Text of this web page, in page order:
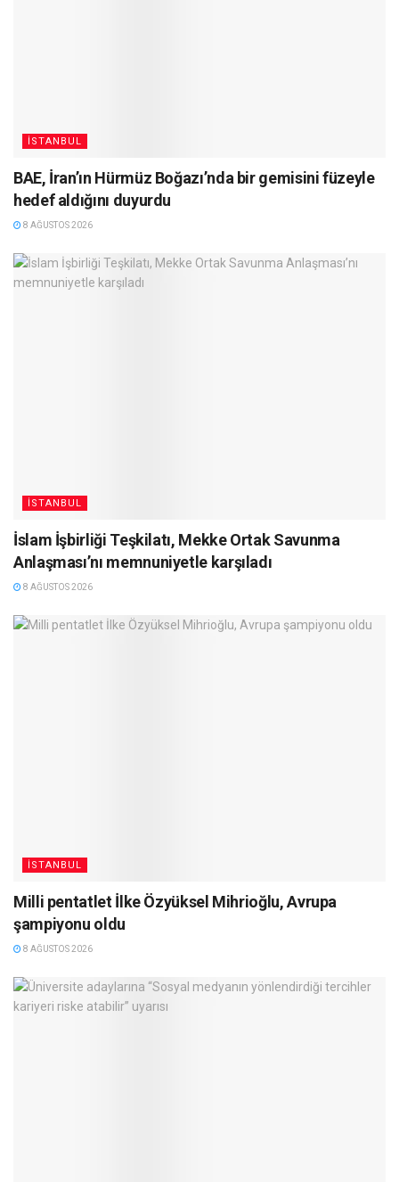
İSTANBUL
BAE, İran’ın Hürmüz Boğazı’nda bir gemisini füzeyle
hedef aldığını duyurdu
8 AĞUSTOS 2026
İSTANBUL
İslam İşbirliği Teşkilatı, Mekke Ortak Savunma
Anlaşması’nı memnuniyetle karşıladı
8 AĞUSTOS 2026
İSTANBUL
Milli pentatlet İlke Özyüksel Mihrioğlu, Avrupa
şampiyonu oldu
8 AĞUSTOS 2026